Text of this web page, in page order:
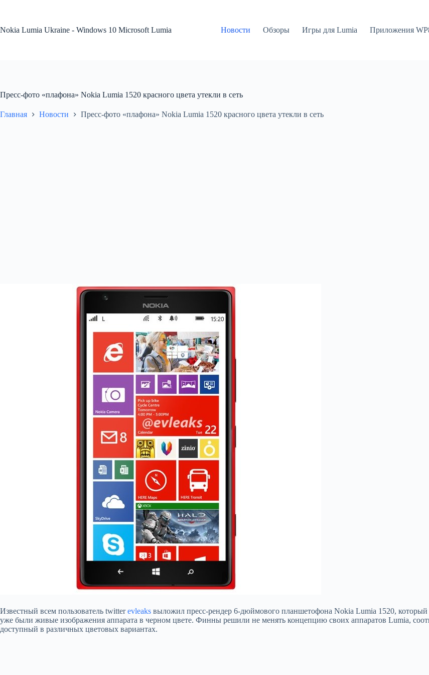
Nokia Lumia Ukraine - Windows 10 Microsoft Lumia
Новости Обзоры Игры для Lumia Приложения
Пресс-фото «плафона» Nokia Lumia 1520 красного цвета утекли в сеть
Главная Новости Пресс-фото «плафона» Nokia Lumia 1520 красного цвета утекли в сеть
Известный всем пользователь twitterevleaks выложил пресс-рендер 6-дюймового планшетофона Nokia Lumia 1520,
уже были живые изображения аппарата в черном цвете. Финны решили не менять концепцию своих аппаратов Lumia,
доступный в различных цветовых вариантах.